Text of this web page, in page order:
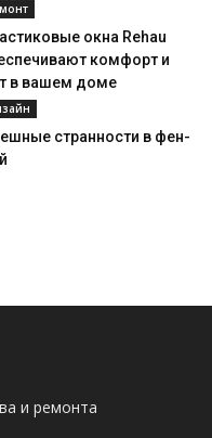
окна Rehau
комфорт и
в вашем доме
странности в фен-
и ремонта